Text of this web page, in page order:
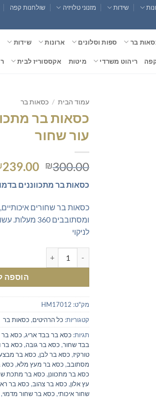
שידות מזנוני טלויזיה שולחנות קפה
בר ספות וסלונים ארונות שידות
ריהוט משרדי מיטות אקססוריז לבית
עמוד הבית / כסאות בר
כסאות בר
עור שחור
₪300.00
המחיר
היה:
239.00
כסאות בר מתכווננים
כסאות בר שחורים איכותיים,
ומסתובבים 360
לניקוי
הוספה
מק"ט: HM17012
קטגוריות: כל הרהיטים, כסאות בר
תגיות: כסא בר בבד אריג, כסא בר
בבד שחור, כסא בר גובה, כסא בר
טורקיז, כסא בר לבן, כסא בר
מסתובב, כסא בר מעץ מלא, כסא
כסא בר מתכוונן, כסא בר מתכת
עץ אלון, כסא בר צהוב, כסא בר
שחור איכותי, כסא בר שחור מדמוי,